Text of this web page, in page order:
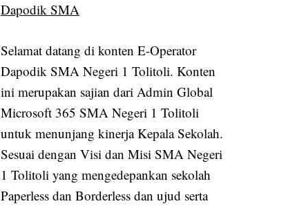
Dapodik SMA
Selamat datang di konten E-Operator
Dapodik SMA Negeri 1 Tolitoli. Konten
ini merupakan sajian dari Admin Global
Microsoft 365 SMA Negeri 1 Tolitoli
untuk menunjang kinerja Kepala Sekolah.
Sesuai dengan Visi dan Misi SMA Negeri
1 Tolitoli yang mengedepankan sekolah
Paperless dan Borderless dan ujud serta